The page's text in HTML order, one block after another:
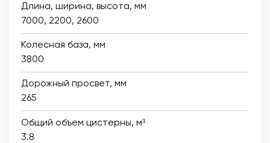
Длина, ширина, высота, мм
7000, 2200, 2600
Колесная база, мм
3800
Дорожный просвет, мм
265
Общий объем цистерны, м³
3.8